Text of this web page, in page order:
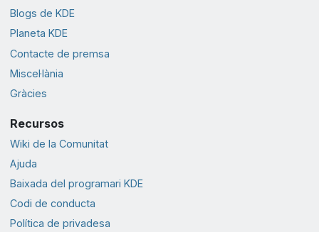
Blogs de KDE
Planeta KDE
Contacte de premsa
Miscel·lània
Gràcies
Recursos
Wiki de la Comunitat
Ajuda
Baixada del programari KDE
Codi de conducta
Política de privadesa